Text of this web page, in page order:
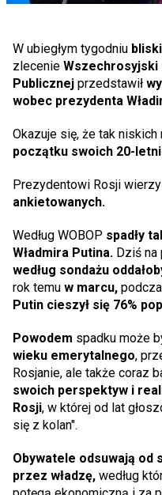
W ubiegłym tygodniu
zlecenie Wszechrosyjski
Publicznej przedstawił
wobec prezydenta
Okazuje się, że tak niskich
początku swoich 20-
Prezydentowi Rosji
ankietowanych.
Według WOBOP spadły
Władmira Putina. Dziś
według sondażu
rok temu w marcu,
Putin cieszył się 76%
Powodem spadku może
wieku emerytalnego,
Rosjanie, ale także coraz
swoich perspektyw i
Rosji, w której od lat
się z kolan".
Obywatele odsuwają od
przez władzę, według